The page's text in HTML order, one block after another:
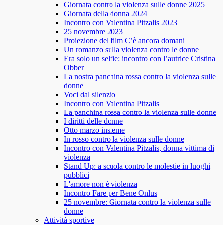
Giornata contro la violenza sulle donne 2025
Giornata della donna 2024
Incontro con Valentina Pitzalis 2023
25 novembre 2023
Proiezione del film C’è ancora domani
Un romanzo sulla violenza contro le donne
Era solo un selfie: incontro con l’autrice Cristina
Obber
La nostra panchina rossa contro la violenza sulle
donne
Voci dal silenzio
Incontro con Valentina Pitzalis
La panchina rossa contro la violenza sulle donne
I diritti delle donne
Otto marzo insieme
In rosso contro la violenza sulle donne
Incontro con Valentina Pitzalis, donna vittima di
violenza
Stand Up: a scuola contro le molestie in luoghi
pubblici
L'amore non è violenza
Incontro Fare per Bene Onlus
25 novembre: Giornata contro la violenza sulle
donne
Attività sportive